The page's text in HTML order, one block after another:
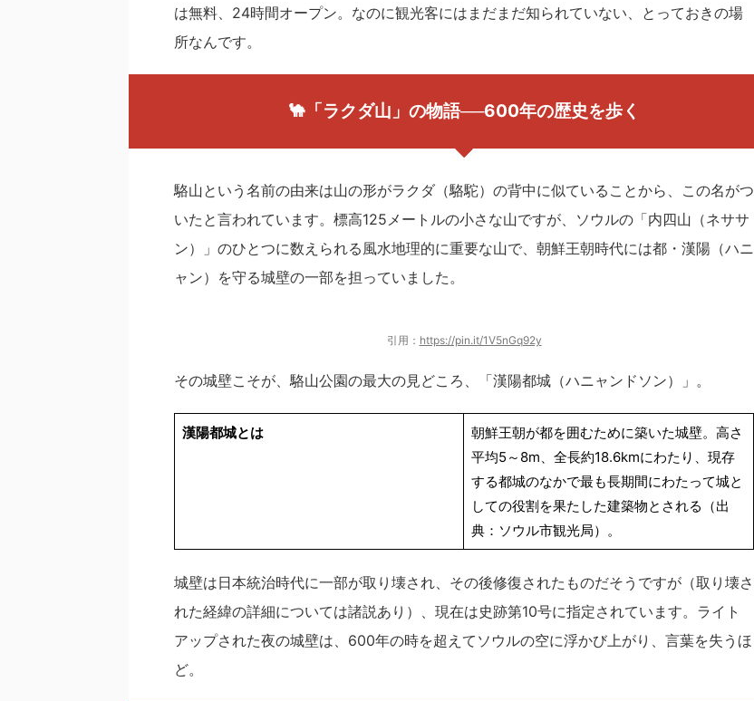
は無料、24時間オープン。なのに観光客にはまだまだ知られていない、とっておきの場
所なんです。
🐪 「ラクダ山」の物語──600年の歴史を歩く
駱山という名前の由来は山の形がラクダ（駱駝）の背中に似ていることから、この名がつ
いたと言われています。標高125メートルの小さな山ですが、ソウルの「内四山（ネササ
ン）」のひとつに数えられる風水地理的に重要な山で、朝鮮王朝時代には都・漢陽（ハニ
ャン）を守る城壁の一部を担っていました。
引用： https://pin.it/1V5nGq92y
その城壁こそが、駱山公園の最大の見どころ、「漢陽都城（ハニャンドソン）」。
漢陽都城とは
朝鮮王朝が都を囲むために築いた城壁。高さ
平均5～8m、全長約18.6kmにわたり、現存
する都城のなかで最も長期間にわたって城と
しての役割を果たした建築物とされる（出
典：ソウル市観光局）。
城壁は日本統治時代に一部が取り壊され、その後修復されたものだそうですが（取り壊さ
れた経緯の詳細については諸説あり）、現在は史跡第10号に指定されています。ライト
アップされた夜の城壁は、600年の時を超えてソウルの空に浮かび上がり、言葉を失うほ
ど。